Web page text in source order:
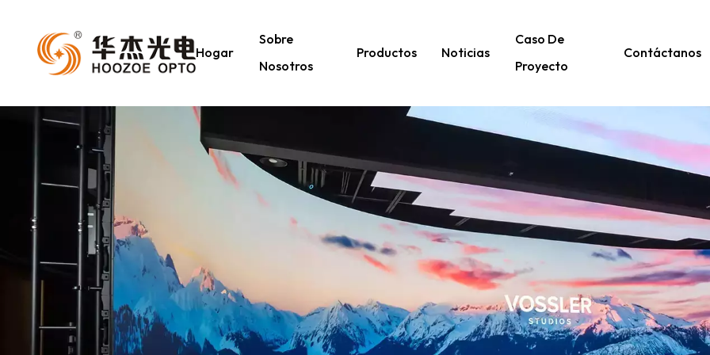
Hogar
Sobre
Nosotros
Productos Noticias
Caso De
Proyecto
Contáctanos